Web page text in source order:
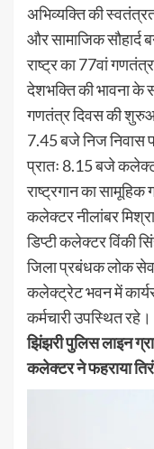
अभिव्यक्ति की
और सामाजिक सौहार्द
राष्ट्र का 77वां
देशभक्ति की भावना के
गणतंत्र दिवस की
7.45 बजे निज निवास
प्रातः 8.15 बजे
राष्ट्रगान का
कलेक्टर नीलांबर
डिप्टी कलेक्टर विंकी
जिला प्रबंधक लोक
कलेक्ट्रेट भवन में
कर्मचारी उपस्थित रहे।
झिंझरी पुलिस लाइन
कलेक्टर ने फहराया